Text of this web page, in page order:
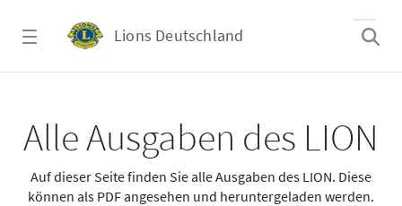
Lions Deutschland
Alle Ausgaben des LION
Auf dieser Seite finden Sie alle Ausgaben des LION. Diese
können als PDF angesehen und heruntergeladen werden.